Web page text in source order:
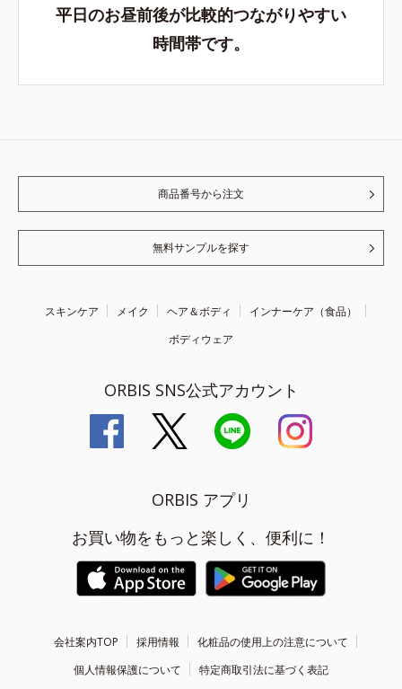
平日のお昼前後が比較的つながりやすい
時間帯です。
商品番号から注文
無料サンプルを探す
スキンケア メイク ヘア＆ボディ
インナーケア（食品）
ボディウェア
ORBIS SNS公式アカウント
ORBIS アプリ
お買い物をもっと楽しく、便利に！
会社案内TOP 採用情報
化粧品の使用上の注意について
個人情報保護について
特定商取引法に基づく表記